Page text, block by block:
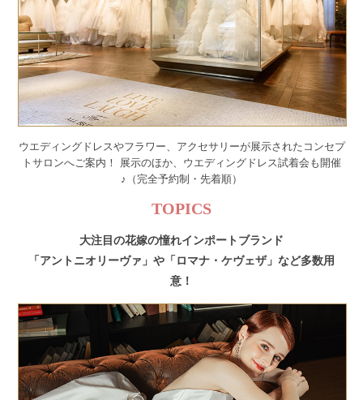
ウエディングドレスやフラワー、アクセサリーが展示されたコンセプ
トサロンへご案内！
展示のほか、ウエディングドレス試着会も開催
♪（完全予約制・先着順）
TOPICS
大注目の花嫁の憧れインポートブランド
「アントニオリーヴァ」や「ロマナ・ケヴェザ」など多数用
意！